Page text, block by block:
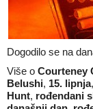
Dogodilo se na
Više o Courteney
Belushi, 15. lipnja,
Hunt, rođendani